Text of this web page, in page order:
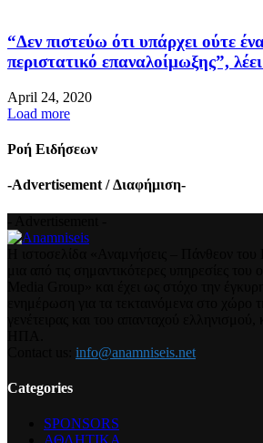
“Δεν πιστεύω ότι υπάρχει ούτε
περιστατικό επαναλοίμωξης”,
April 24, 2020
Load more
Ροή Ειδήσεων
-Advertisement / Διαφήμιση-
info@anamniseis.net
Categories
SPONSORS
ΑΘΛΗΤΙΚΑ